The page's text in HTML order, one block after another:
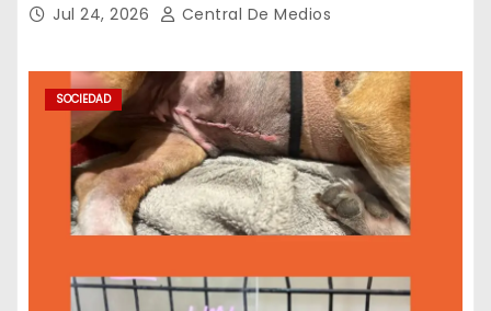
Jul 24, 2026 Central De Medios
SOCIEDAD